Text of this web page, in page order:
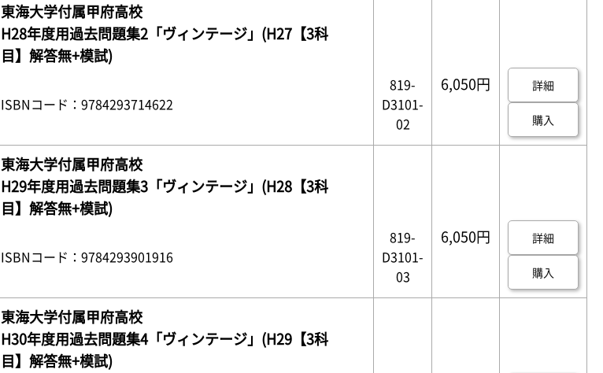
東海大学付属甲府高校
H28年度用過去問題集2「ヴィンテージ」(H27【3科
目】解答無+模試)
ISBNコード：9784293714622
819-
D3101-
02
6,050円 詳細
購入
東海大学付属甲府高校
H29年度用過去問題集3「ヴィンテージ」(H28【3科
目】解答無+模試)
ISBNコード：9784293901916
819-
D3101-
03
6,050円 詳細
購入
東海大学付属甲府高校
H30年度用過去問題集4「ヴィンテージ」(H29【3科
目】解答無+模試)